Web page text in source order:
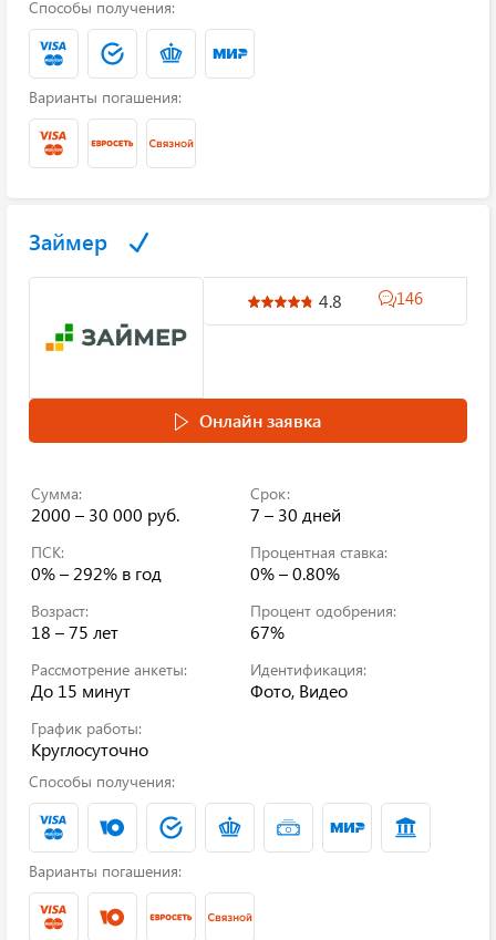
Способы получения:
Варианты погашения:
Займер
4.8 146
Онлайн заявка
Сумма:
2000 – 30 000 руб.
Срок:
7 – 30 дней
ПСК:
0% – 292% в год
Процентная ставка:
0% – 0.80%
Возраст:
18 – 75 лет
Процент одобрения:
67%
Рассмотрение анкеты:
До 15 минут
Идентификация:
Фото, Видео
График работы:
Круглосуточно
Способы получения:
Варианты погашения: